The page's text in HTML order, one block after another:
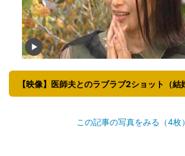
この記事の写真をみる（4枚）